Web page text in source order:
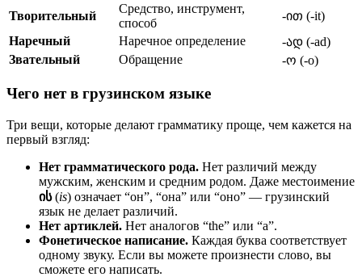
Творительный
Средство, инструмент,
способ
-ით (-it)
Наречный
Наречное определение
-ად (-ad)
Звательный
Обращение -ო (-o)
Чего нет в грузинском языке
Три вещи, которые делают грамматику проще, чем кажется на
первый взгляд:
Нет грамматического рода. Нет различий между
мужским, женским и средним родом. Даже местоимение
ის(is) означает “он”, “она” или “оно” — грузинский
язык не делает различий.
Нет артиклей. Нет аналогов “the” или “a”.
Фонетическое написание. Каждая буква соответствует
одному звуку. Если вы можете произнести слово, вы
сможете его написать.